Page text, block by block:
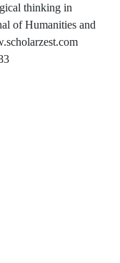
thinking in
of Humanities and